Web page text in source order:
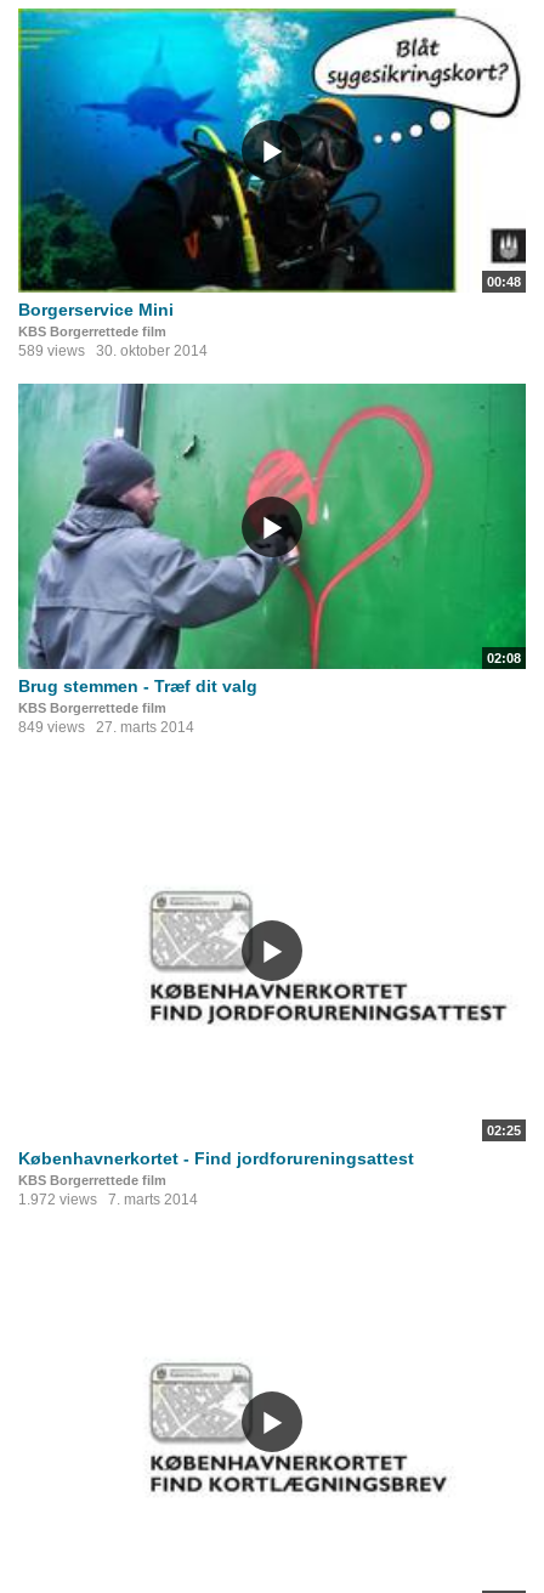
00:48
Borgerservice Mini
KBS Borgerrettede film
589 views 30. oktober 2014
02:08
Brug stemmen - Træf dit valg
KBS Borgerrettede film
849 views 27. marts 2014
02:25
Københavnerkortet - Find jordforureningsattest
KBS Borgerrettede film
1.972 views 7. marts 2014